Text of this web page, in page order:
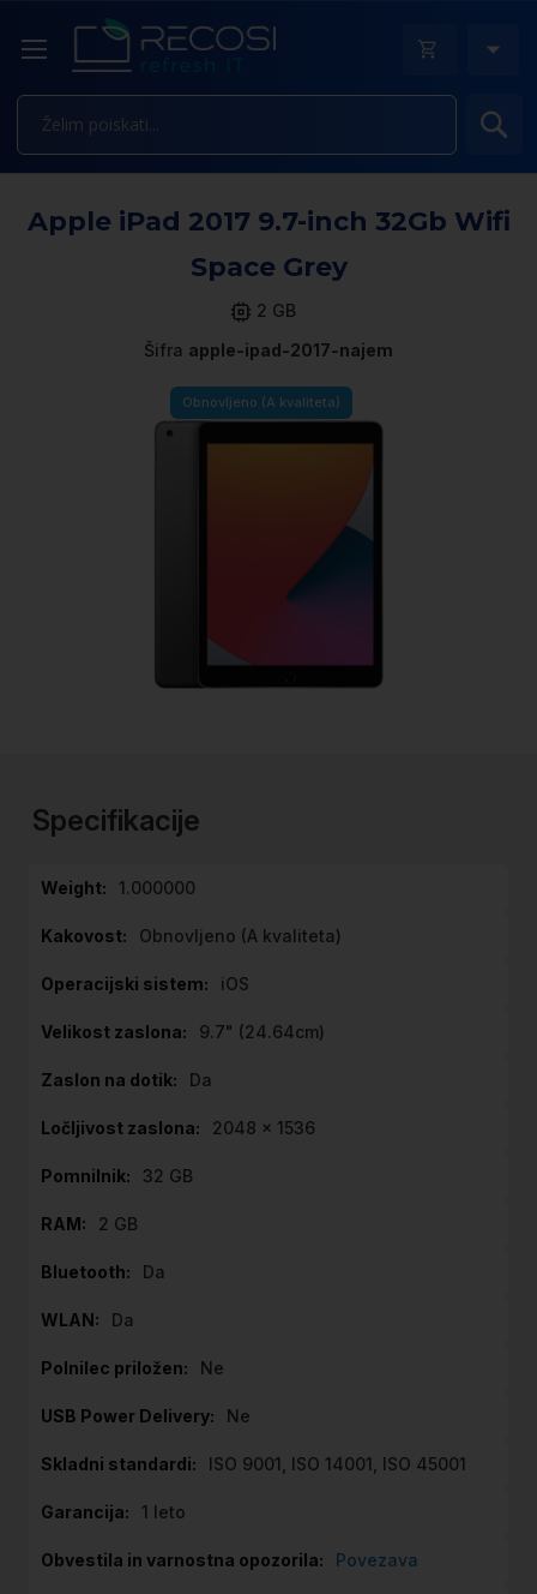
Apple iPad 2017 9.7-inch 32Gb Wifi
Space Grey
2 GB
Šifra apple-ipad-2017-najem
Obnovljeno (A kvaliteta)
začetek
galerije
Specifikacije
1.000000
Obnovljeno (A kvaliteta)
iOS
9.7" (24.64cm)
Da
2048 x 1536
32 GB
2 GB
Da
Da
Ne
Ne
ISO 9001, ISO 14001, ISO 45001
1 leto
Povezava